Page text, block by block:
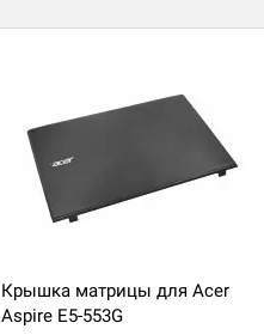
Крышка матрицы для Acer
Aspire E5-553G